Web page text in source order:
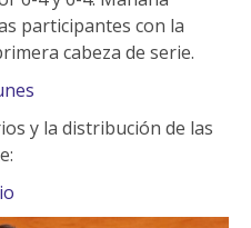
participantes con la
cabeza de serie.
y la distribución de las